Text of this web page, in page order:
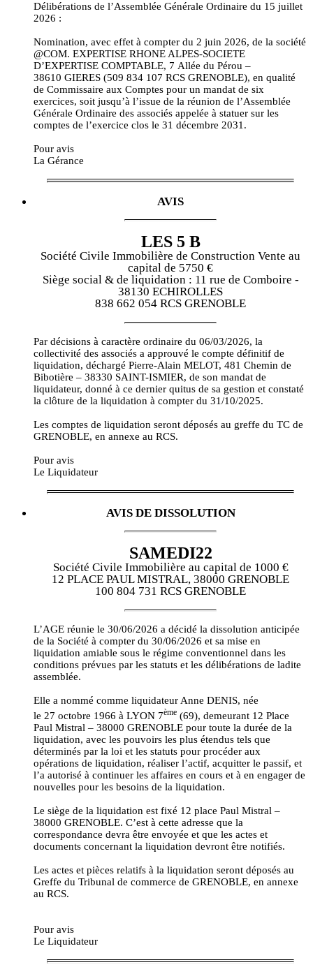
Délibérations de l’Assemblée Générale Ordinaire du 15 juillet
2026 :
Nomination, avec effet à compter du 2 juin 2026, de la société
@COM. EXPERTISE RHONE ALPES-SOCIETE
D’EXPERTISE COMPTABLE, 7 Allée du Pérou –
38610 GIERES (509 834 107 RCS GRENOBLE), en qualité
de Commissaire aux Comptes pour un mandat de six
exercices, soit jusqu’à l’issue de la réunion de l’Assemblée
Générale Ordinaire des associés appelée à statuer sur les
comptes de l’exercice clos le 31 décembre 2031.
Pour avis
La Gérance
AVIS
LES 5 B
Société Civile Immobilière de Construction Vente au
capital de 5750 €
Siège social & de liquidation : 11 rue de Comboire -
38130 ECHIROLLES
838 662 054 RCS GRENOBLE
Par décisions à caractère ordinaire du 06/03/2026, la
collectivité des associés a approuvé le compte définitif de
liquidation, déchargé Pierre-Alain MELOT, 481 Chemin de
Bibotière – 38330 SAINT-ISMIER, de son mandat de
liquidateur, donné à ce dernier quitus de sa gestion et constaté
la clôture de la liquidation à compter du 31/10/2025.
Les comptes de liquidation seront déposés au greffe du TC de
GRENOBLE, en annexe au RCS.
Pour avis
Le Liquidateur
AVIS DE DISSOLUTION
SAMEDI22
Société Civile Immobilière au capital de 1000 €
12 PLACE PAUL MISTRAL, 38000 GRENOBLE
100 804 731 RCS GRENOBLE
L’AGE réunie le 30/06/2026 a décidé la dissolution anticipée
de la Société à compter du 30/06/2026 et sa mise en
liquidation amiable sous le régime conventionnel dans les
conditions prévues par les statuts et les délibérations de ladite
assemblée.
Elle a nommé comme liquidateur Anne DENIS, née
le 27 octobre 1966 à LYON 7ème (69), demeurant 12 Place
Paul Mistral – 38000 GRENOBLE pour toute la durée de la
liquidation, avec les pouvoirs les plus étendus tels que
déterminés par la loi et les statuts pour procéder aux
opérations de liquidation, réaliser l’actif, acquitter le passif, et
l’a autorisé à continuer les affaires en cours et à en engager de
nouvelles pour les besoins de la liquidation.
Le siège de la liquidation est fixé 12 place Paul Mistral –
38000 GRENOBLE. C’est à cette adresse que la
correspondance devra être envoyée et que les actes et
documents concernant la liquidation devront être notifiés.
Les actes et pièces relatifs à la liquidation seront déposés au
Greffe du Tribunal de commerce de GRENOBLE, en annexe
au RCS.
Pour avis
Le Liquidateur